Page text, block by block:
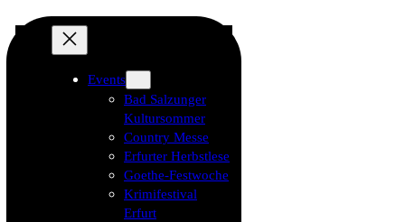
Events
Bad Salzunger
Kultursommer
Country Messe
Erfurter Herbstlese
Goethe-Festwoche
Krimifestival
Erfurt